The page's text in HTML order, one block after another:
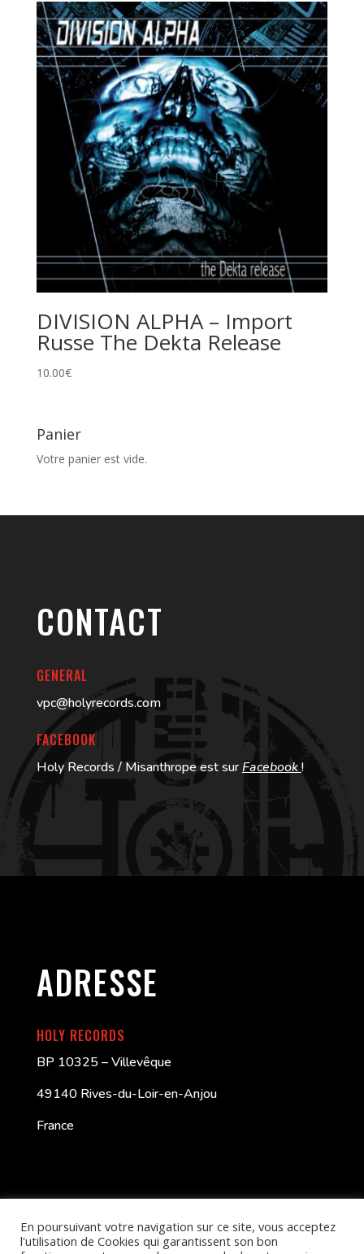
DIVISION ALPHA – Import
Russe The Dekta Release
10.00€
Panier
Votre panier est vide.
CONTACT
GENERAL
vpc@holyrecords.com
FACEBOOK
Holy Records / Misanthrope est surFacebook!
ADRESSE
HOLY RECORDS
BP 10325 – Villevêque
49140 Rives-du-Loir-en-Anjou
France
En poursuivant votre navigation sur ce site, vous acceptez
l'utilisation de Cookies qui garantissent son bon